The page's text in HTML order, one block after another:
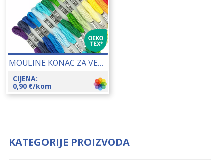
MOULINE KONAC ZA VEZENJE 25148
CIJENA:
0,90 €/kom
KATEGORIJE PROIZVODA